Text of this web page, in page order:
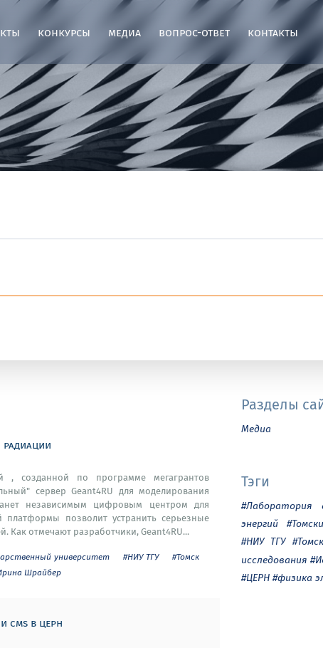
конкурсы медиа вопрос-ответ контакты
радиации
, созданной по программе мегагрантов
сервер Geant4RU для моделирования
независимым цифровым центром для
позволит устранить серьезные
Как отмечают разработчики, Geant4RU...
университет #НИУ ТГУ
#Томск
Шрайбер
cms в церн
Разделы
Медиа
Тэги
#Лаборатория
энергий
#НИУ ТГУ #Томск
исследования
#ЦЕРН #физика